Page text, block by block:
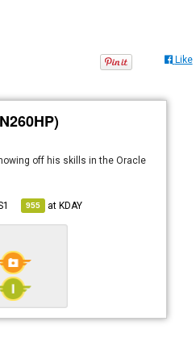
Like
off his skills in the Oracle
955 atKDAY